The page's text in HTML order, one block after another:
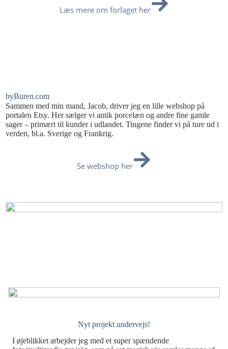
Læs mere om forlaget her
byBuren.com
Sammen med min mand, Jacob, driver jeg en lille webshop på
portalen Etsy. Her sælger vi antik porcelæn og andre fine gamle
sager – primært til kunder i udlandet. Tingene finder vi på ture ud i
verden, bl.a. Sverige og Frankrig.
Se webshop her
Nyt projekt undervejs!
I øjeblikket arbejder jeg med et super spændende